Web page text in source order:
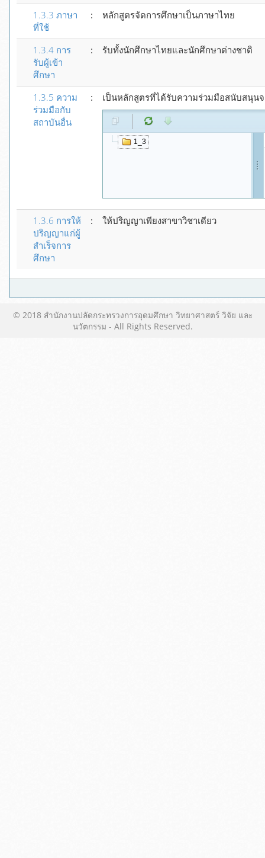
1.3.3 ภาษา
ที่ใช้
: หลักสูตรจัดการศึกษาเป็นภาษาไทย
1.3.4 การ
รับผู้เข้า
ศึกษา
: รับทั้งนักศึกษาไทยและนักศึกษาต่างชาติ
1.3.5 ความ
ร่วมมือกับ
สถาบันอื่น
: เป็นหลักสูตรที่ได้รับความร่วมมือสนับสนุน
1_3
1.3.6 การให้
ปริญญาแก่ผู้
สำเร็จการ
ศึกษา
: ให้ปริญญาเพียงสาขาวิชาเดียว
© 2018 สำนักงานปลัดกระทรวงการอุดมศึกษา วิทยาศาสตร์ วิจัย และ
นวัตกรรม - All Rights Reserved.